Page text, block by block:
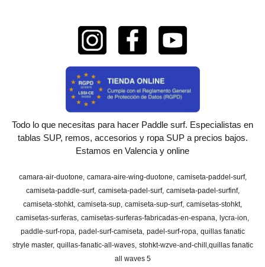
Todo lo que necesitas para hacer Paddle surf. Especialistas en
tablas SUP, remos, accesorios y ropa SUP a precios bajos.
Estamos en Valencia y online
camara-air-duotone camara-aire-wing-duotone camiseta-paddel-surf
camiseta-paddle-surf camiseta-padel-surf camiseta-padel-surfinf
camiseta-stohkt camiseta-sup camiseta-sup-surf camisetas-stohkt
camisetas-surferas camisetas-surferas-fabricadas-en-espana
lycra-ion
paddle-surf-ropa padel-surf-camiseta padel-surf-ropa quillas fanatic
stryle master quillas-fanatic-all-waves stohkt-wzve-and-chill
​quillas fanatic
all waves 5